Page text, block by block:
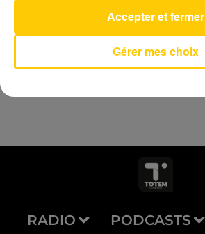
RADIO PODCASTS
Gérer mes choix
Accepter et fermer